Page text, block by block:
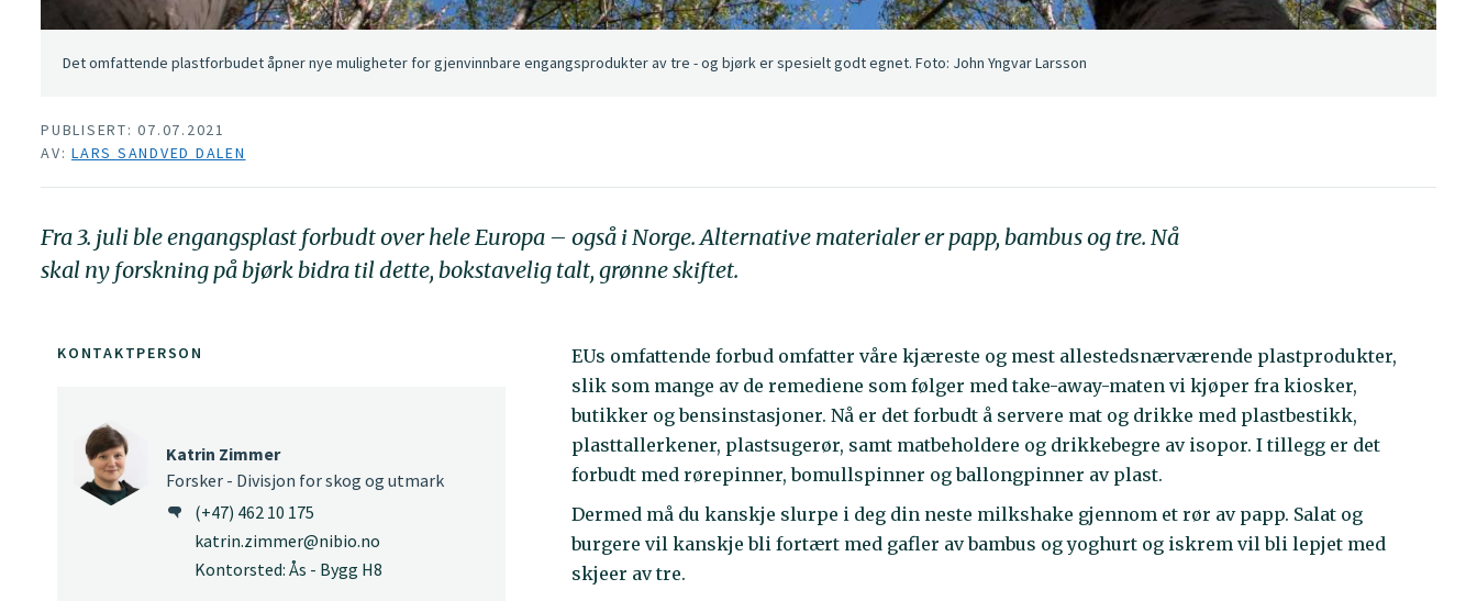
Det omfattende plastforbudet åpner nye muligheter for gjenvinnbare engangsprodukter av tre - og bjørk er spesielt godt egnet. Foto: John Yngvar Larsson
PUBLISERT: 07.07.2021
AV: LARS SANDVED DALEN
Fra 3. juli ble engangsplast forbudt over hele Europa – også i Norge. Alternative materialer er papp, bambus og tre. Nå
skal ny forskning på bjørk bidra til dette, bokstavelig talt, grønne skiftet.
EUs omfattende forbud omfatter våre kjæreste og mest allestedsnærværende plastprodukter,
slik som mange av de remediene som følger med take-away-maten vi kjøper fra kiosker,
butikker og bensinstasjoner. Nå er det forbudt å servere mat og drikke med plastbestikk,
plasttallerkener, plastsugerør, samt matbeholdere og drikkebegre av isopor. I tillegg er det
forbudt med rørepinner, bomullspinner og ballongpinner av plast.
Dermed må du kanskje slurpe i deg din neste milkshake gjennom et rør av papp. Salat og
burgere vil kanskje bli fortært med gafler av bambus og yoghurt og iskrem vil bli lepjet med
skjeer av tre.
KONTAKTPERSON
Katrin Zimmer
Forsker - Divisjon for skog og utmark
(+47) 462 10 175
katrin.zimmer@nibio.no
Kontorsted: Ås - Bygg H8